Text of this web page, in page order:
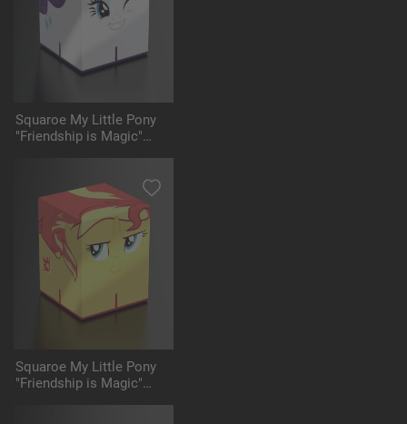
Squaroe My Little Pony
"Friendship is Magic"
Squaroe My Little Pony
"Friendship is Magic"